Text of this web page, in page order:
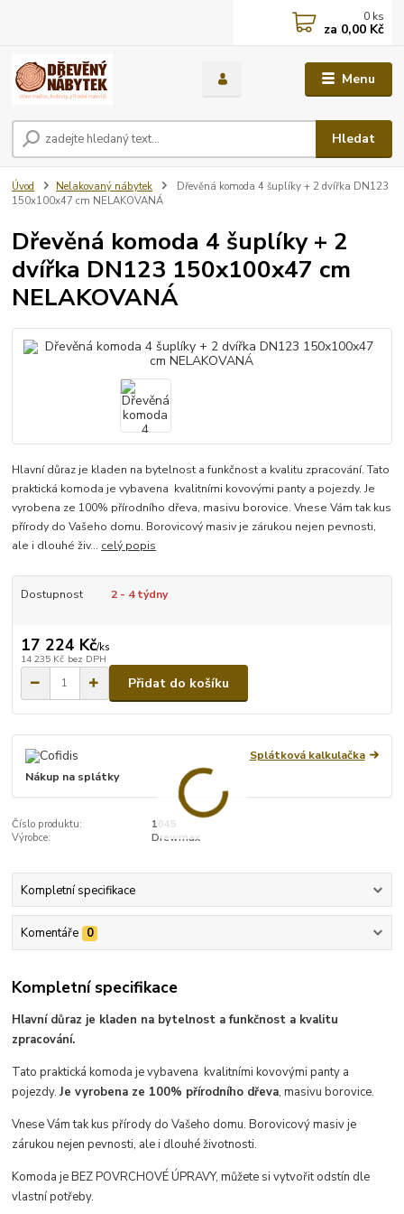
Menu
Hledat
0 ks
za 0,00 Kč
Úvod Nelakovaný nábytek
Dřevěná komoda 4 šuplíky + 2 dvířka DN123
150x100x47 cm NELAKOVANÁ
Dřevěná komoda 4 šuplíky + 2
dvířka DN123 150x100x47 cm
NELAKOVANÁ
Hlavní důraz je kladen na bytelnost a funkčnost a kvalitu zpracování. Tato
praktická komoda je vybavena kvalitními kovovými panty a pojezdy. Je
vyrobena ze 100% přírodního dřeva, masivu borovice. Vnese Vám tak kus
přírody do Vašeho domu. Borovicový masiv je zárukou nejen pevnosti,
ale i dlouhé živ... celý popis
Dostupnost 2 - 4 týdny
17 224 Kč/ks
14 235 Kč bez DPH
Přidat do košíku
Splátková kalkulačka
Nákup na splátky
Číslo produktu:
1045
Výrobce:
Drewmax
Kompletní specifikace
Komentáře 0
Kompletní specifikace
Hlavní důraz je kladen na bytelnost a funkčnost a kvalitu
zpracování.
Tato praktická komoda je vybavena kvalitními kovovými panty a
pojezdy.Je vyrobena ze 100% přírodního dřeva, masivu borovice.
Vnese Vám tak kus přírody do Vašeho domu. Borovicový masiv je
zárukou nejen pevnosti, ale i dlouhé životnosti.
Komoda je BEZ POVRCHOVÉ ÚPRAVY, můžete si vytvořit odstín dle
vlastní potřeby.